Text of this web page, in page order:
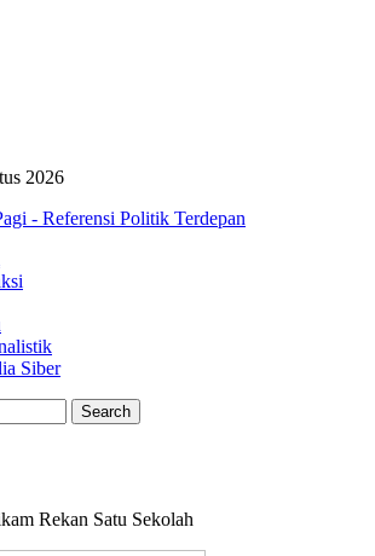
2026
- Referensi Politik Terdepan
Siber
Rekan Satu Sekolah